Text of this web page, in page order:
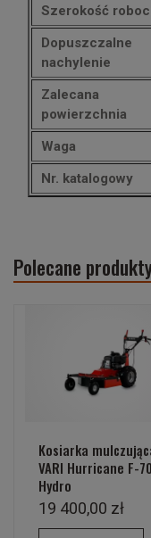
Szerokość
Dopuszczalne
nachylenie
Zalecana
powierzchnia
Waga
Nr. katalogowy
Polecane
Kosiarka
VARI Hurricane F-
Hydro
19 400,00 zł